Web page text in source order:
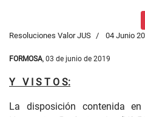
Resoluciones Valor JUS 04 Junio
FORMOSA, 03 de junio de 2019
Y V I S T O S:
La disposición contenida